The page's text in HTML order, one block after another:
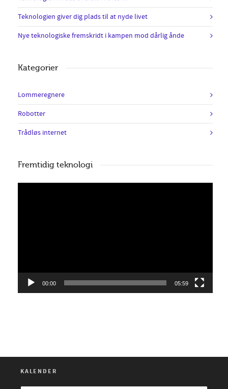
Teknologien giver dig plads til at nyde livet
Nye teknologiske fremskridt i kampen mod dårlig ånde
Kategorier
Lommeregnere
Robotter
Trådløs internet
Fremtidig teknologi
00:00 05:59
KALENDER